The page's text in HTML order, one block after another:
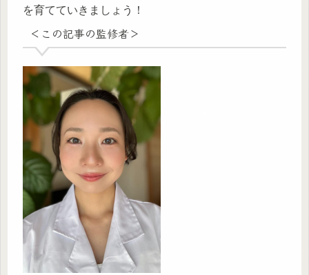
を育てていきましょう！
＜この記事の監修者＞